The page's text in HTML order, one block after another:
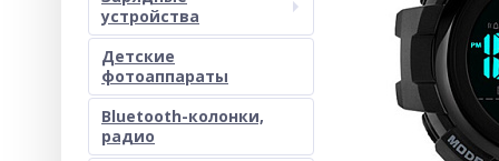
устройства
Детские
фотоаппараты
Bluetooth-колонки,
радио